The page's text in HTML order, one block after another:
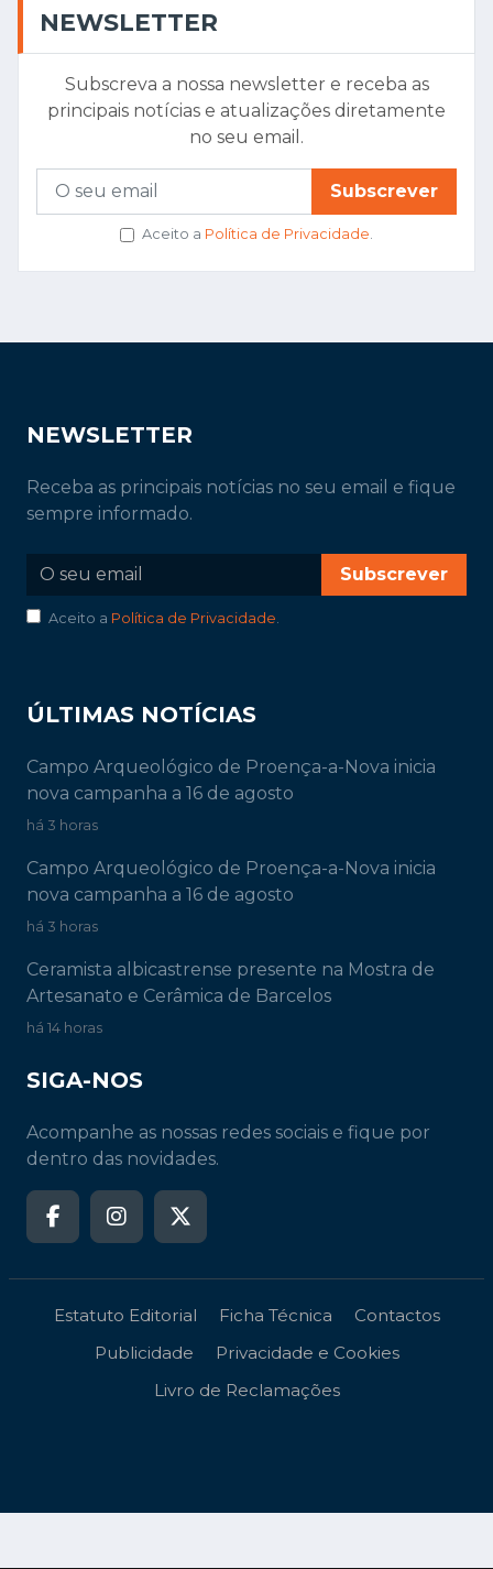
NEWSLETTER
Subscreva a nossa newsletter e receba as
principais notícias e atualizações diretamente
no seu email.
Subscrever
Aceito a Política de Privacidade
NEWSLETTER
Receba as principais notícias no seu email e fique
sempre informado.
Subscrever
Aceito a Política de Privacidade
ÚLTIMAS NOTÍCIAS
Campo Arqueológico de Proença-a-Nova inicia
nova campanha a 16 de agosto
há 3 horas
Campo Arqueológico de Proença-a-Nova inicia
nova campanha a 16 de agosto
há 3 horas
Ceramista albicastrense presente na Mostra de
Artesanato e Cerâmica de Barcelos
há 14 horas
SIGA-NOS
Acompanhe as nossas redes sociais e fique por
dentro das novidades.
Estatuto Editorial Ficha Técnica
Contactos
Publicidade
Privacidade e Cookies
Livro de Reclamações